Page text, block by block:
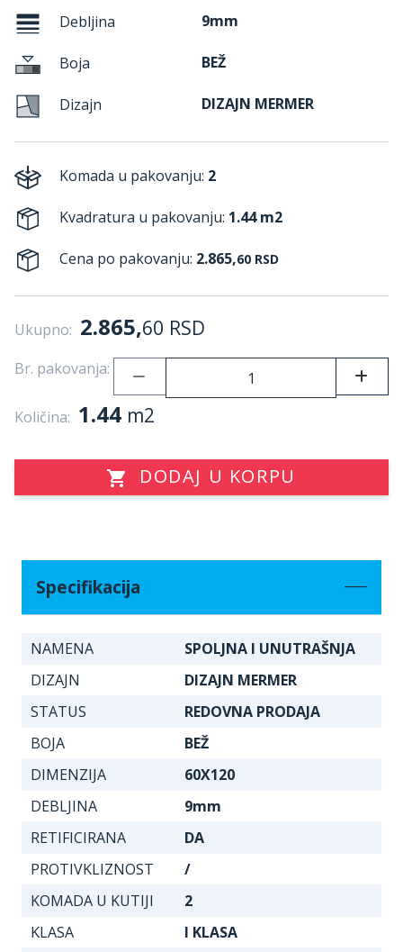
Debljina 9mm
Boja BEŽ
Dizajn DIZAJN MERMER
Komada u pakovanju: 2
Kvadratura u pakovanju: 1.44 m2
Cena po pakovanju: 2.865,60 RSD
Ukupno: 2.865,60 RSD
Br. pakovanja:
Količina: 1.44 m2
DODAJ U KORPU
Specifikacija
NAMENA
SPOLJNA I UNUTRAŠNJA
DIZAJN
DIZAJN MERMER
STATUS
REDOVNA PRODAJA
BOJA
BEŽ
DIMENZIJA
60X120
DEBLJINA
9mm
RETIFICIRANA
DA
PROTIVKLIZNOST
/
KOMADA U KUTIJI
2
KLASA
I KLASA